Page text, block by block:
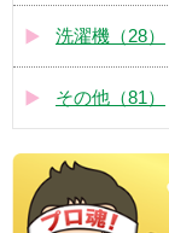
洗濯機（28）
その他（81）